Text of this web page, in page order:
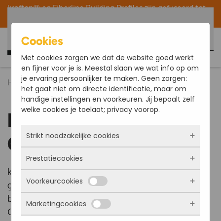
krafton® enFiberline Building Profileszijn gefuseerd tot
Home Toepassingen Constructieprofielen
krafton® GVK
Constructieprofielen
krafton® produceert hoge kwaliteit
glasvezelversterkte kunststofprofielen voor de
bouwsector, infra en industrie. Als fabrikant van
GVK profielen zorgen wij voor een constante
Cookies
Met cookies zorgen we dat de website goed werkt
en fijner voor je is. Meestal slaan we wat info op om
je ervaring persoonlijker te maken. Geen zorgen:
het gaat niet om directe identificatie, maar om
handige instellingen en voorkeuren. Jij bepaalt zelf
welke cookies je toelaat; privacy voorop.
Strikt noodzakelijke cookies
Deze cookies zorgen ervoor dat de website
überhaupt werkt. Ze zijn dus altijd actief en
kunnen niet worden uitgezet. Meestal worden
ze alleen geplaatst als jij iets doet, zoals
inloggen, een formulier invullen of je
privacyvoorkeuren opslaan. Je kunt je browser
Prestatiecookies
Met deze cookies zien we hoe vaak onze site
bezocht wordt, waar bezoekers vandaan
komen en welke pagina’s populair zijn. Zo
kunnen we de website blijven verbeteren.
Voorkeurcookies
Deze cookies onthouden jouw voorkeuren.
Bijvoorbeeld taalkeuze of ingevulde gegevens.
Marketingcookies